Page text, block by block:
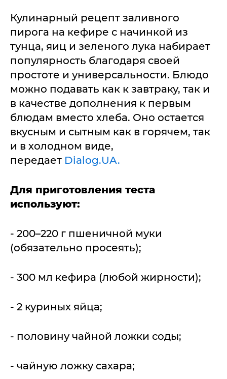
Кулинарный рецепт заливного
пирога на кефире с начинкой из
тунца, яиц и зеленого лука набирает
популярность благодаря своей
простоте и универсальности. Блюдо
можно подавать как к завтраку, так и
в качестве дополнения к первым
блюдам вместо хлеба. Оно остается
вкусным и сытным как в горячем, так
и в холодном виде,
передает Dialog.UA.
Для приготовления теста
используют:
- 200–220 г пшеничной муки
(обязательно просеять);
- 300 мл кефира (любой жирности);
- 2 куриных яйца;
- половину чайной ложки соды;
- чайную ложку сахара;